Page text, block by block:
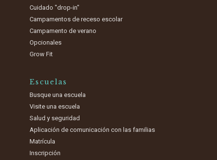
Cuidado "drop-in"
Campamentos de receso escolar
Campamento de verano
Opcionales
Grow Fit
Escuelas
Busque una escuela
Visite una escuela
Salud y seguridad
Aplicación de comunicación con las familias
Matrícula
Inscripción